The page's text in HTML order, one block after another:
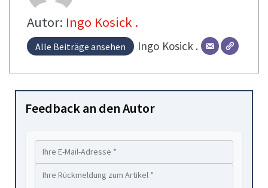
Autor: Ingo Kosick .
Alle Beiträge ansehen Ingo Kosick .
Feedback an den Autor